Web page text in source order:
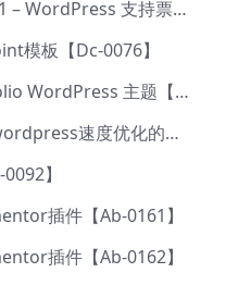
Fluent Support Pro v1.8.1 – WordPress 支持票务系统【Cc-0041】
模板【Dc-0076】
Rhye v3.5.3 – AJAX Portfolio WordPress 主题【Bi-0049】
WP Rocket v3.10.8-用于wordpress速度优化的缓存加速插件【Cd-0019】
】
插件【Ab-0161】
插件【Ab-0162】